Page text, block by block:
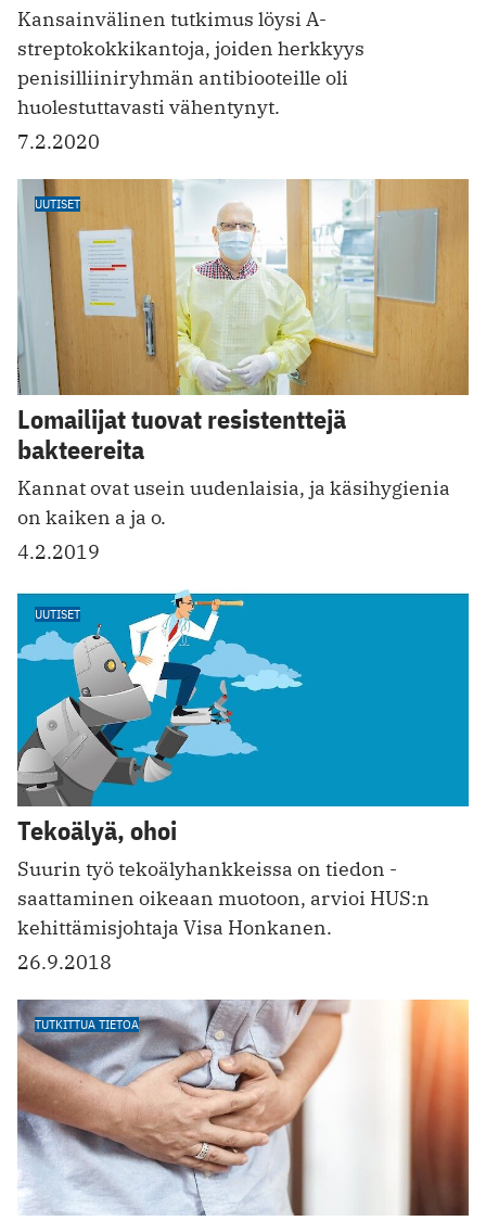
Kansainvälinen tutkimus löysi A-
streptokokkikantoja, joiden herkkyys
penisilliiniryhmän antibiooteille oli
huolestuttavasti vähentynyt.
7.2.2020
UUTISET
Lomailijat tuovat resistenttejä
bakteereita
Kannat ovat usein ­uudenlaisia, ja käsi­hygienia
on kaiken a ja o.
4.2.2019
UUTISET
Tekoälyä, ohoi
Suurin työ tekoälyhankkeissa on tiedon ­
saattaminen oikeaan muotoon, arvioi HUS:n
kehittämisjohtaja Visa Honkanen.
26.9.2018
TUTKITTUA TIETOA